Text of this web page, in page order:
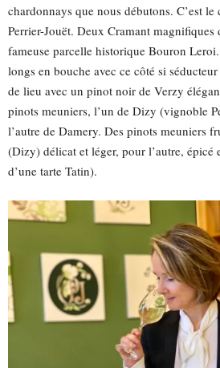
chardonnays que nous débutons. C’est le
Perrier-Jouët. Deux Cramant
fameuse parcelle historique Bouron
longs en bouche avec ce côté si
de lieu avec un pinot noir de Verzy
pinots meuniers, l’un de Dizy (vignoble
l’autre de Damery. Des pinots meuniers
(Dizy) délicat et léger, pour l’autre, épicé
d’une tarte Tatin).